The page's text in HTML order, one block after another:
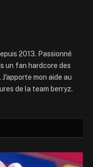
2013. Passionné
un fan hardcore des
mon aide au
de la team berryz.